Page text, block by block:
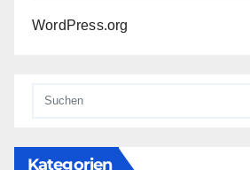
WordPress.org
Kategorien